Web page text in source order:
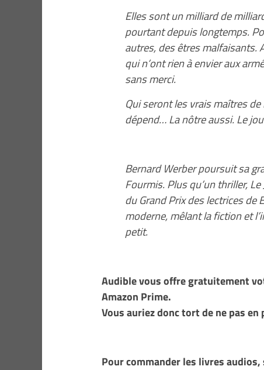
Elles sont un milliard de
pourtant depuis longtemps.
autres, des êtres malfaisants.
qui n’ont rien à envier aux
sans merci.
Qui seront les vrais maîtres
dépend… La nôtre aussi. Le
Bernard Werber poursuit sa
Fourmis. Plus qu’un thriller,
du Grand Prix des lectrices
moderne, mêlant la fiction et
petit.
Audible vous offre gratuitement
Amazon Prime.
Vous auriez donc tort de ne pas
Pour commander les livres